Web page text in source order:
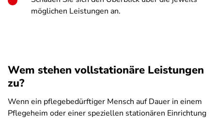
möglichen Leistungen an.
Wem stehen vollstationäre Leistungen
zu?
Wenn ein pflegebedürftiger Mensch auf Dauer in einem
Pflegeheim oder einer speziellen stationären Einrichtung